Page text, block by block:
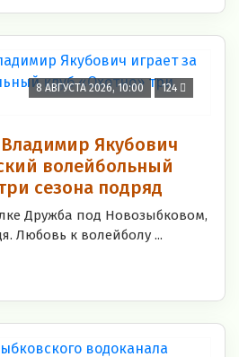
8 АВГУСТА 2026, 10:00 124
Якубович
волейбольный
сезона подряд
Дружба под Новозыбковом,
Любовь к волейболу ...